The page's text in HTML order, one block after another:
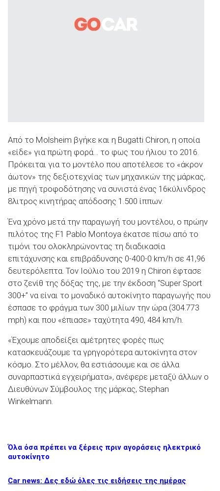
Από το Molsheim βγήκε και η Bugatti Chiron, η οποία
«είδε» για πρώτη φορά… το φως του ήλιου το 2016.
Πρόκειται για το μοντέλο που αποτέλεσε το «άκρον
άωτον» της δεξιοτεχνίας των μηχανικών της μάρκας,
με πηγή τροφοδότησης να συνιστά ένας 16κύλινδρος
8λιτρος κινητήρας απόδοσης 1.500 ίππων.
Ένα χρόνο μετά την παραγωγή του μοντέλου, ο πρώην
πιλότος της F1 Pablo Montoya έκατσε πίσω από το
τιμόνι του ολοκληρώνοντας τη διαδικασία
επιτάχυνσης και επιβράδυνσης 0-400-0 km/h σε 41,96
δευτερόλεπτα. Τον Ιούλιο του 2019 η Chiron έφτασε
στο ζενίθ της δόξας της, με την έκδοση “Super Sport
300+” να είναι το μοναδικό αυτοκίνητο παραγωγής που
έσπασε το φράγμα των 300 μιλίων την ώρα (304.773
mph) και που «έπιασε» ταχύτητα 490, 484 km/h.
«Έχουμε αποδείξει αμέτρητες φορές πως
κατασκευάζουμε τα γρηγορότερα αυτοκίνητα στον
κόσμο. Στο μέλλον, θα εστιάσουμε και σε άλλα
συναρπαστικά εγχειρήματα», ανέφερε μεταξύ άλλων ο
Διευθύνων Σύμβουλος της μάρκας, Stephan
Winkelmann.
Όλα όσα πρέπει να ξέρεις πριν αγοράσεις ηλεκτρικό
αυτοκίνητο
Car news: Δες εδώ όλες τις ειδήσεις της ημέρας